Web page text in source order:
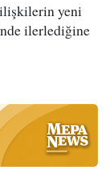
yeni
ilerlediğine